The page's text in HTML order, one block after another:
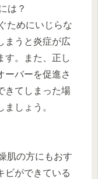
は？
ためにいじらな
まうと炎症が広
す。また、正し
ーバーを促進さ
きてしまった場
しょう。
肌の方にもおす
ビができている